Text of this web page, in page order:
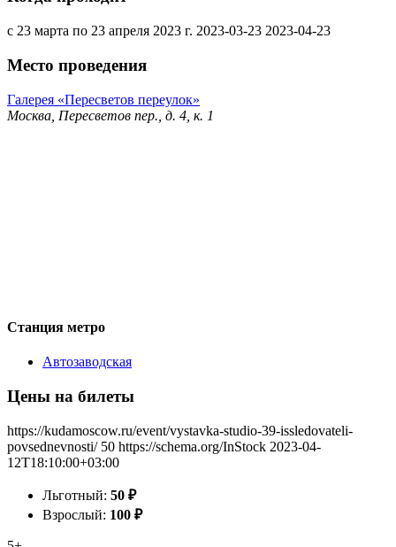
с 23 марта по 23 апреля 2023 г. 2023-03-23 2023-04-23
Место проведения
Галерея «Пересветов переулок»
Москва, Пересветов пер., д. 4, к. 1
Станция метро
Автозаводская
Цены на билеты
https://kudamoscow.ru/event/vystavka-studio-39-issledovateli-
povsednevnosti/ 50 https://schema.org/InStock 2023-04-
12T18:10:00+03:00
Льготный: 50 ₽
Взрослый: 100 ₽